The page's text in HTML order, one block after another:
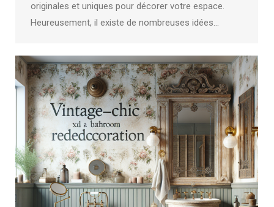
originales et uniques pour décorer votre espace.
Heureusement, il existe de nombreuses idées…